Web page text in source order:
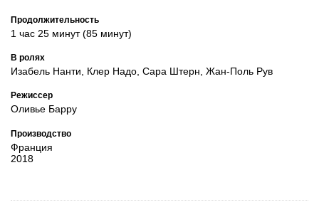
Продолжительность
1 час 25 минут (85 минут)
В ролях
Изабель Нанти, Клер Надо, Сара Штерн, Жан-Поль Рув
Режиссер
Оливье Барру
Производство
Франция
2018